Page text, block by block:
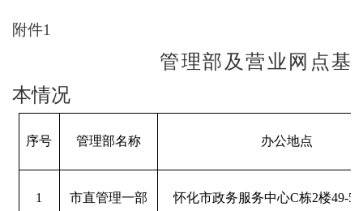
附件1
管理部及营业网点基
本情况
序号 管理部名称 办公地点
1 市直管理一部 怀化市政务服务中心C栋2楼49-54